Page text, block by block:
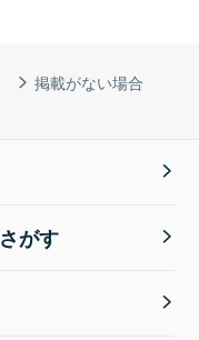
掲載がない場合
がす